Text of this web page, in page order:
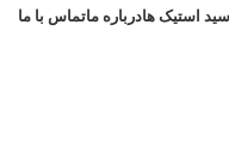
اسید استیک هادرباره ماتماس با ما